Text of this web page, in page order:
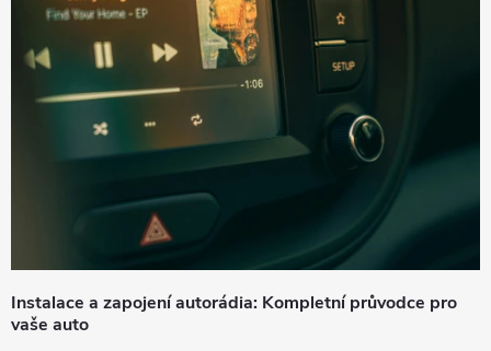
Instalace a zapojení autorádia: Kompletní průvodce pro
vaše auto